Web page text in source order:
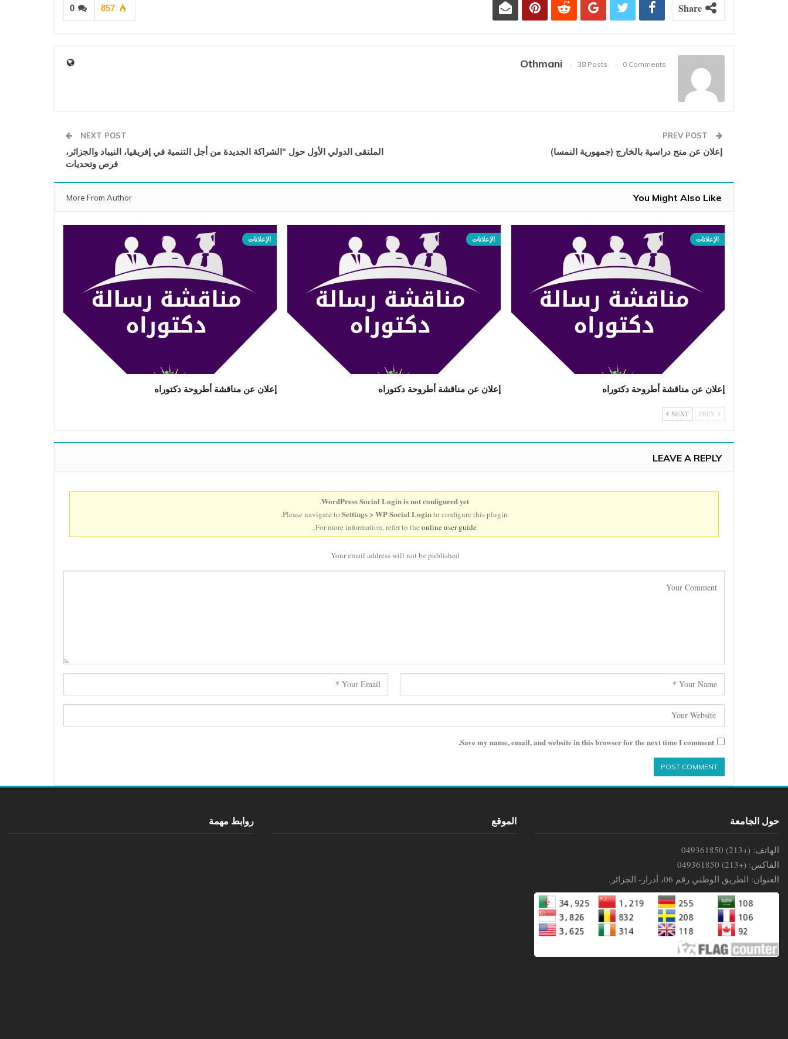
0 857 Share
Othmani 38 Posts 0 Comments
إعلان عن منح دراسية بالخارج (جمهورية النمسا)
NEXT POST
الملتقى الدولي الأول حول “الشراكة الجديدة من أجل التنمية في إفريقيا، النيباد والجزائر،
فرص وتحديات
You Might Also Like
More From Author
الإعلانات
إعلان عن مناقشة أطروحة دكتوراه
الإعلانات
إعلان عن مناقشة أطروحة دكتوراه
الإعلانات
إعلان عن مناقشة أطروحة دكتوراه
NEXT
LEAVE A REPLY
WordPress Social Login is not configured yet
.
Please navigate to Settings > WP Social Loginto configure this plugin.
For more information, refer to the online user guide
..
Your email address will not be published.
Save my name, email, and website in this browser for the next time I comment.
حول الجامعة
الهاتف: (+213) 049361850
الفاكس: (+213) 049361850
العنوان: الطريق الوطني رقم 06، أدرار- الجزائر.
الموقع روابط مهمة